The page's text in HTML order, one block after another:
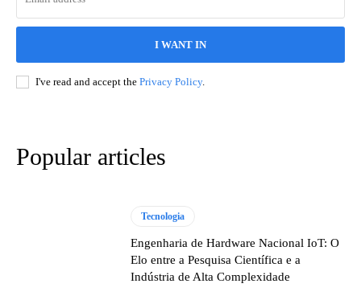
I WANT IN
I've read and accept the Privacy Policy.
Popular articles
Tecnologia
Engenharia de Hardware Nacional IoT: O
Elo entre a Pesquisa Científica e a
Indústria de Alta Complexidade